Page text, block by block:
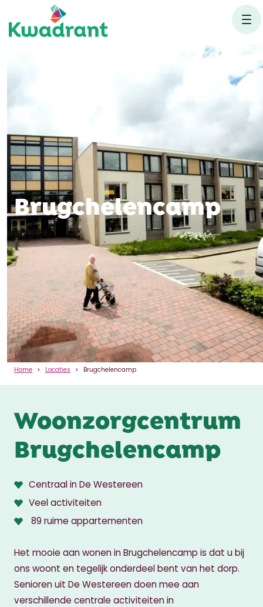
Brugchelencamp
Home Locaties Brugchelencamp
Woonzorgcentrum
Brugchelencamp
Centraal in De Westereen
Veel activiteiten
89 ruime appartementen
Het mooie aan wonen in Brugchelencamp is dat u bij
ons woont en tegelijk onderdeel bent van het dorp.
Senioren uit De Westereen doen mee aan
verschillende centrale activiteiten in